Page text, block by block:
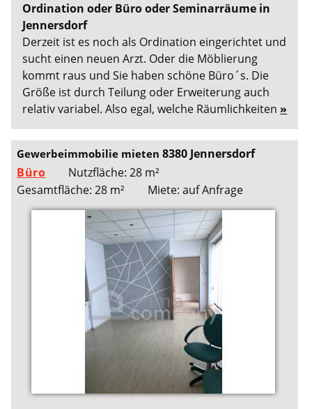
Ordination oder Büro oder Seminarräume in
Jennersdorf
Derzeit ist es noch als Ordination eingerichtet und
sucht einen neuen Arzt. Oder die Möblierung
kommt raus und Sie haben schöne Büro´s. Die
Größe ist durch Teilung oder Erweiterung auch
relativ variabel. Also egal, welche Räumlichkeiten »
Gewerbeimmobilie mieten8380 Jennersdorf
Büro
Nutzfläche: 28 m²
Gesamtfläche: 28 m²
Miete: auf Anfrage